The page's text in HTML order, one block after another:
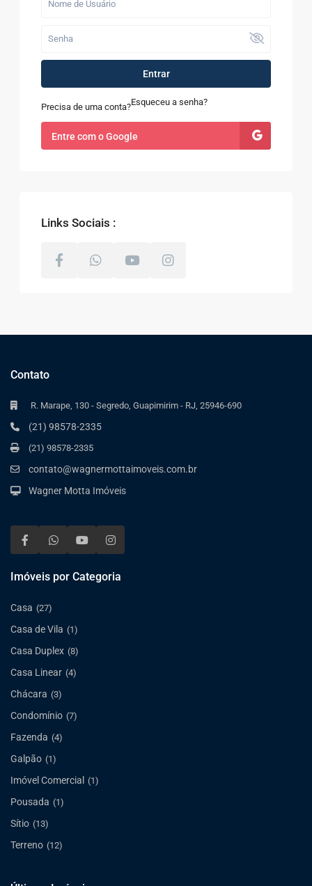
Entrar
Precisa de uma conta?Esqueceu a senha?
Entre com o Google
Links Sociais :
Contato
R. Marape, 130 - Segredo, Guapimirim - RJ, 25946-690
(21) 98578-2335
(21) 98578-2335
contato@wagnermottaimoveis.com.br
Wagner Motta Imóveis
Imóveis por Categoria
Casa (27)
Casa de Vila (1)
Casa Duplex (8)
Casa Linear (4)
Chácara (3)
Condomínio (7)
Fazenda (4)
Galpão (1)
Imóvel Comercial (1)
Pousada (1)
Sítio (13)
Terreno (12)